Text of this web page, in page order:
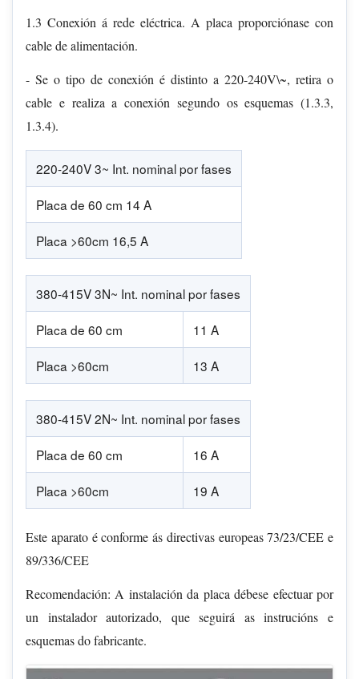
1.3 Conexión á rede eléctrica. A placa proporciónase con
cable de alimentación.
- Se o tipo de conexión é distinto a 220-240V\~, retira o
cable e realiza a conexión segundo os esquemas (1.3.3,
1.3.4).
220-240V 3~ Int. nominal por fases
Placa de 60 cm 14 A
Placa >60cm 16,5 A
380-415V 3N~ Int. nominal por fases
Placa de 60 cm 11 A
Placa >60cm 13 A
380-415V 2N~ Int. nominal por fases
Placa de 60 cm 16 A
Placa >60cm 19 A
Este aparato é conforme ás directivas europeas 73/23/CEE e
89/336/CEE
Recomendación: A instalación da placa débese efectuar por
un instalador autorizado, que seguirá as instrucións e
esquemas do fabricante.